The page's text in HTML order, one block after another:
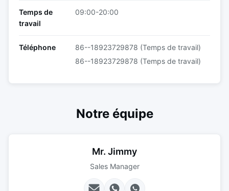
Temps de
travail
09:00-20:00
Téléphone
86--18923729878 (Temps de travail)
86--18923729878 (Temps de travail)
Notre équipe
Mr. Jimmy
Sales Manager